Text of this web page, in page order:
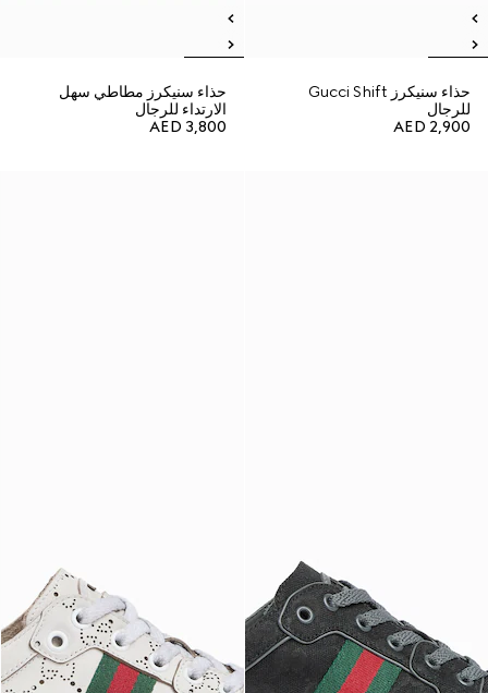
حذاء سنيكرز Gucci Shift
للرجال
AED 2,900
حذاء سنيكرز مطاطي سهل
الارتداء للرجال
AED 3,800